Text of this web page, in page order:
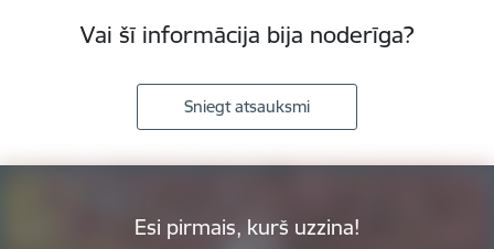
Vai šī informācija bija noderīga?
Sniegt atsauksmi
Esi pirmais, kurš uzzina!